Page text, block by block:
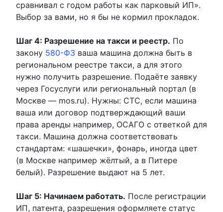
сравнивал с годом работы как парковый ИП».
Выбор за вами, но я бы не кормил прокладок.
Шаг 4: Разрешение на такси и реестр. По
закону 580-ФЗ ваша машина должна быть в
региональном реестре такси, а для этого
нужно получить разрешение. Подаёте заявку
через Госуслуги или региональный портал (в
Москве — mos.ru). Нужны: СТС, если машина
ваша или договор подтверждающий ваши
права аренды например, ОСАГО с ответкой для
такси. Машина должна соответствовать
стандартам: «шашечки», фонарь, иногда цвет
(в Москве например жёлтый, а в Питере
белый). Разрешение выдают на 5 лет.
Шаг 5: Начинаем работать. После регистрации
ИП, патента, разрешения оформляете статус